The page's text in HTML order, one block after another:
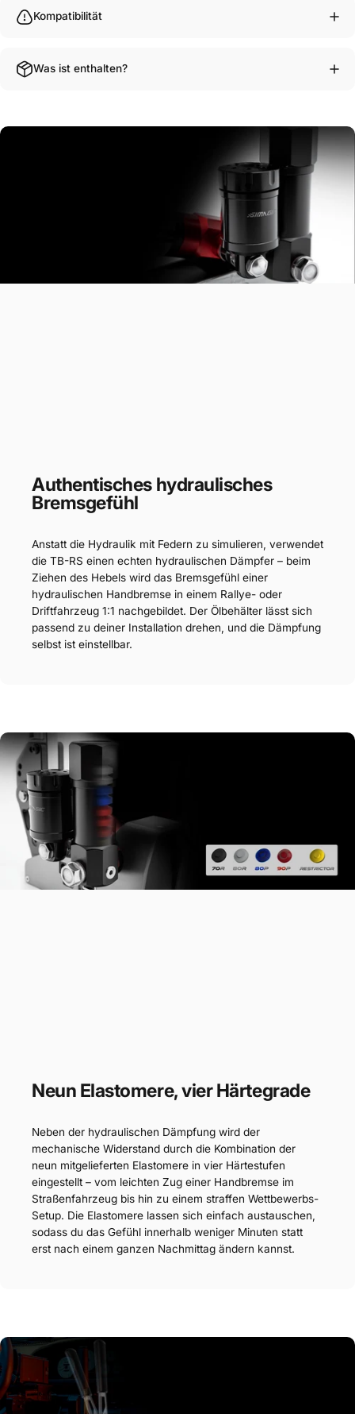
Kompatibilität
Was ist enthalten?
Authentisches hydraulisches
Bremsgefühl
Anstatt die Hydraulik mit Federn zu simulieren, verwendet
die TB-RS einen echten hydraulischen Dämpfer – beim
Ziehen des Hebels wird das Bremsgefühl einer
hydraulischen Handbremse in einem Rallye- oder
Driftfahrzeug 1:1 nachgebildet. Der Ölbehälter lässt sich
passend zu deiner Installation drehen, und die Dämpfung
selbst ist einstellbar.
Neun Elastomere, vier Härtegrade
Neben der hydraulischen Dämpfung wird der
mechanische Widerstand durch die Kombination der
neun mitgelieferten Elastomere in vier Härtestufen
eingestellt – vom leichten Zug einer Handbremse im
Straßenfahrzeug bis hin zu einem straffen Wettbewerbs-
Setup. Die Elastomere lassen sich einfach austauschen,
sodass du das Gefühl innerhalb weniger Minuten statt
erst nach einem ganzen Nachmittag ändern kannst.